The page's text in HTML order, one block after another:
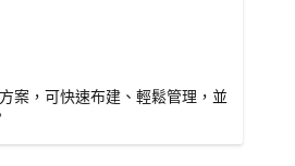
案，可快速布建、輕鬆管理，並